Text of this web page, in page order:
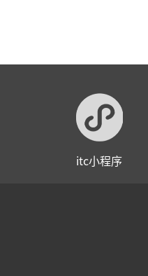
itc小程序